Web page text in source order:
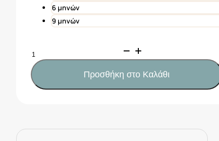
6 μηνών
9 μηνών
Mayoral
Φόρεμα
φούστα
σταμπωτή
λινό
Προσθήκη στο Καλάθι